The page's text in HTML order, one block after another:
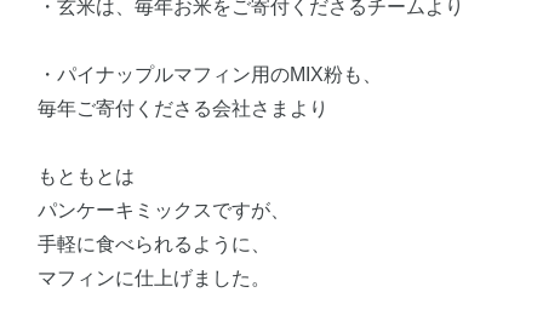
・玄米は、毎年お米をご寄付くださるチームより
・パイナップルマフィン用のMIX粉も、
毎年ご寄付くださる会社さまより
もともとは
パンケーキミックスですが、
手軽に食べられるように、
マフィンに仕上げました。